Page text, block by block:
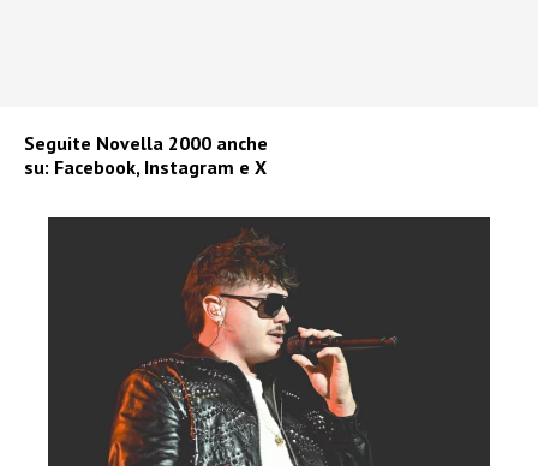
Seguite Novella 2000 anche
su: Facebook, Instagram e X